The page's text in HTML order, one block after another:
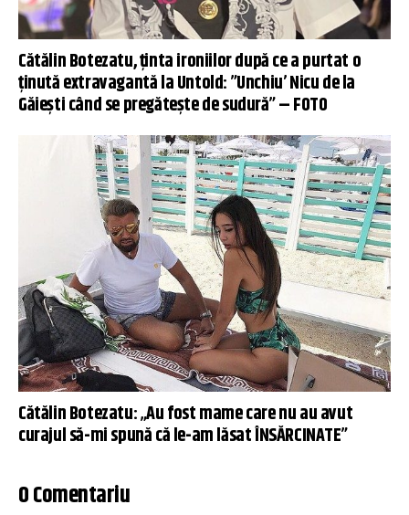
Cătălin Botezatu, ținta ironiilor după ce a purtat o
ținută extravagantă la Untold: ”Unchiu’ Nicu de la
Găiești când se pregătește de sudură” – FOTO
Cătălin Botezatu: „Au fost mame care nu au avut
curajul să-mi spună că le-am lăsat ÎNSĂRCINATE”
0 Comentariu